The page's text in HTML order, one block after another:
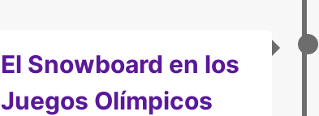
El Snowboard en los
Juegos Olímpicos